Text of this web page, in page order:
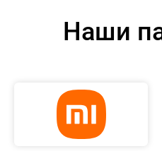
Наши